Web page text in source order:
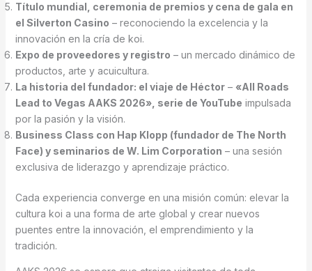
Título mundial, ceremonia de premios y cena de gala en
el Silverton Casino – reconociendo la excelencia y la
innovación en la cría de koi.
Expo de proveedores y registro – un mercado dinámico de
productos, arte y acuicultura.
La historia del fundador: el viaje de Héctor– «All Roads
Lead to Vegas AAKS 2026», serie de YouTube impulsada
por la pasión y la visión.
Business Class con Hap Klopp (fundador de The North
Face) y seminarios de W. Lim Corporation – una sesión
exclusiva de liderazgo y aprendizaje práctico.
Cada experiencia converge en una misión común: elevar la
cultura koi a una forma de arte global y crear nuevos
puentes entre la innovación, el emprendimiento y la
tradición.